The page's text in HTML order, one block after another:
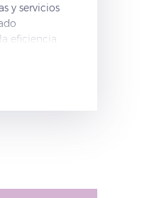
y servicios
eficiencia